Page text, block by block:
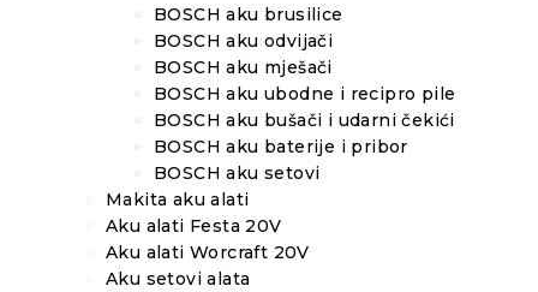
BOSCH aku brusilice
BOSCH aku odvijači
BOSCH aku mješači
BOSCH aku ubodne i recipro pile
BOSCH aku bušači i udarni čekići
BOSCH aku baterije i pribor
BOSCH aku setovi
Makita aku alati
Aku alati Festa 20V
Aku alati Worcraft 20V
Aku setovi alata